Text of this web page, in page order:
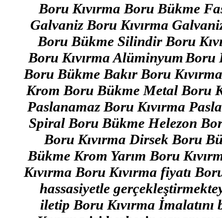
Boru Kıvırma Boru Bükme
Galvaniz Boru Kıvırma
Boru Bükme Silindir Boru
Boru Kıvırma AlüminyumBoru
Boru Bükme Bakır Boru
Krom Boru Bükme Metal Boru
Paslanamaz Boru Kıvırma
Spiral Boru Bükme Helezon
Boru Kıvırma Dirsek Boru
Bükme Krom Yarım Boru
Kıvırma Boru Kıvırma fiyatı
hassasiyetle
iletip Boru Kıvırma